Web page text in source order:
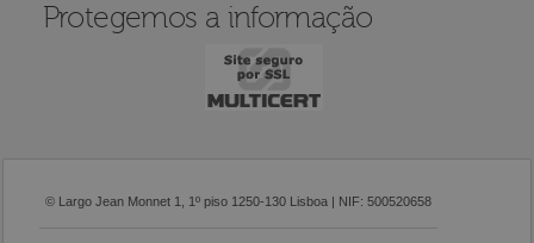
Protegemos a informação
© Largo Jean Monnet 1, 1º piso 1250-130 Lisboa | NIF: 500520658